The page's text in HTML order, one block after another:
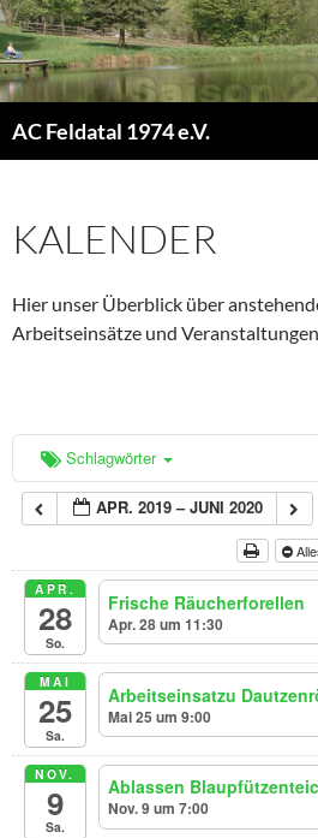
AC Feldatal 1974 e.V.
KALENDER
Hier unser Überblick über
Arbeitseinsätze und
Schlagwörter
APR. 2019 – JUNI 2020
APR.
28
So.
Frische Räucherforellen
Apr. 28 um 11:30
MAI
25
Sa.
Arbeitseinsatzu
Mai 25 um 9:00
NOV.
9
Sa.
Ablassen
Nov. 9 um 7:00